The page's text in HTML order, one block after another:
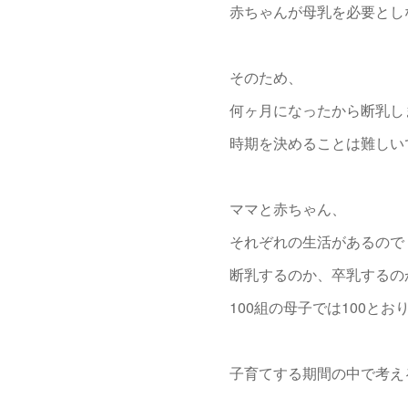
赤ちゃんが母乳を必要と
そのため、
何ヶ月になったから断乳
時期を決めることは難しい
ママと赤ちゃん、
それぞれの生活があるので
断乳するのか、卒乳するの
100組の母子では100とお
子育てする期間の中で考え